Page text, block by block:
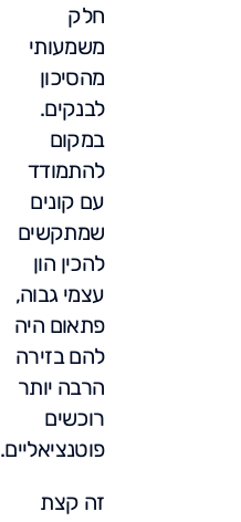
חלק
משמעותי
מהסיכון
לבנקים.
במקום
להתמודד
עם קונים
שמתקשים
להכין הון
עצמי גבוה,
פתאום היה
להם בזירה
הרבה יותר
רוכשים
פוטנציאליים.
זה קצת